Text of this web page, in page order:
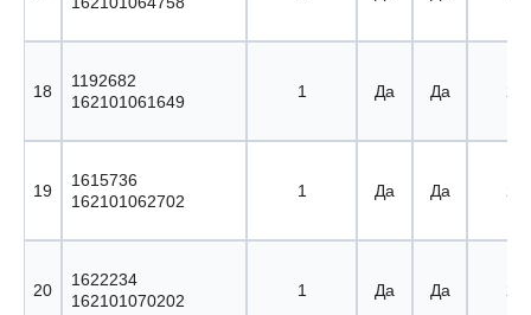
18
1192682
162101061649
1 Да Да
19
1615736
162101062702
1 Да Да
20
1622234
162101070202
1 Да Да